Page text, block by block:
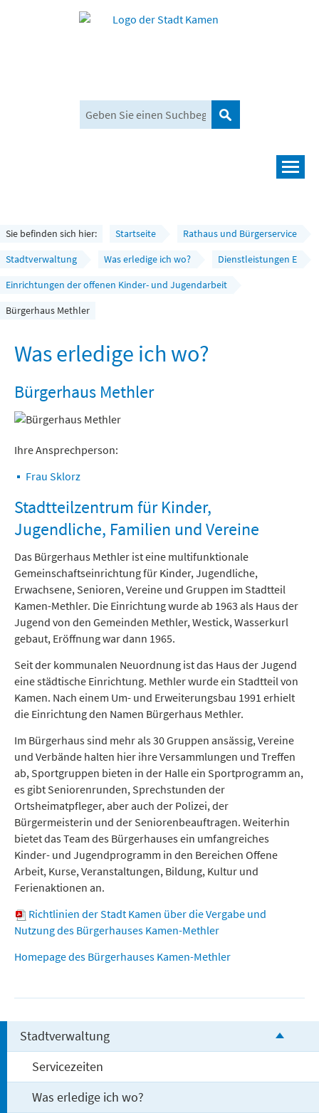
Suchen
Rathaus und Bürgerservice
Wirtschaft und Planen
Umwelt, Klima und Mobilität
Freizeit und Tourismus
Sie befinden sich hier: Startseite
Rathaus und Bürgerservice
Stadtverwaltung
Was erledige ich wo?
Dienstleistungen E
Einrichtungen der offenen Kinder- und Jugendarbeit
Bürgerhaus Methler
Was erledige ich wo?
Bürgerhaus Methler
Ihre Ansprechperson:
Frau Sklorz
Stadtteilzentrum für Kinder,
Jugendliche, Familien und Vereine
Das Bürgerhaus Methler ist eine multifunktionale
Gemeinschaftseinrichtung für Kinder, Jugendliche,
Erwachsene, Senioren, Vereine und Gruppen im Stadtteil
Kamen-Methler. Die Einrichtung wurde ab 1963 als Haus der
Jugend von den Gemeinden Methler, Westick, Wasserkurl
gebaut, Eröffnung war dann 1965.
Seit der kommunalen Neuordnung ist das Haus der Jugend
eine städtische Einrichtung. Methler wurde ein Stadtteil von
Kamen. Nach einem Um- und Erweiterungsbau 1991 erhielt
die Einrichtung den Namen Bürgerhaus Methler.
Im Bürgerhaus sind mehr als 30 Gruppen ansässig, Vereine
und Verbände halten hier ihre Versammlungen und Treffen
ab, Sportgruppen bieten in der Halle ein Sportprogramm an,
es gibt Seniorenrunden, Sprechstunden der
Ortsheimatpfleger, aber auch der Polizei, der
Bürgermeisterin und der Seniorenbeauftragen. Weiterhin
bietet das Team des Bürgerhauses ein umfangreiches
Kinder- und Jugendprogramm in den Bereichen Offene
Arbeit, Kurse, Veranstaltungen, Bildung, Kultur und
Ferienaktionen an.
Richtlinien der Stadt Kamen über die Vergabe und
Nutzung des Bürgerhauses Kamen-Methler
Homepage des Bürgerhauses Kamen-Methler
Stadtverwaltung
Servicezeiten
Was erledige ich wo?